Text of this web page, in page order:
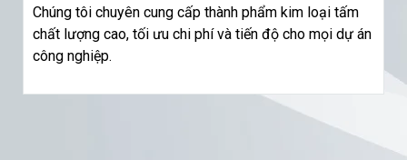
Chúng tôi chuyên cung cấp thành phẩm kim loại tấm
chất lượng cao, tối ưu chi phí và tiến độ cho mọi dự án
công nghiệp.